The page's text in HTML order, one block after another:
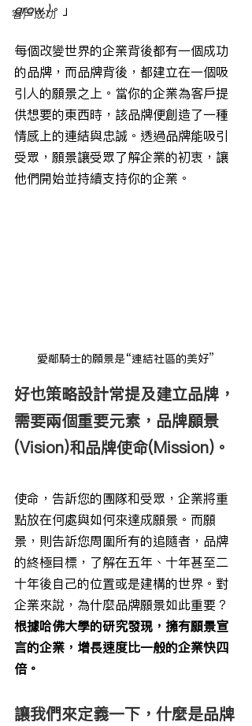
客戶成功
grow.)。」
每個改變世界的企業背後都有一個成功
的品牌，而品牌背後，都建立在一個吸
引人的願景之上。當你的企業為客戶提
供想要的東西時，該品牌便創造了一種
情感上的連結與忠誠。透過品牌能吸引
受眾，願景讓受眾了解企業的初衷，讓
他們開始並持續支持你的企業。
愛鄰騎士的願景是“連結社區的美好”
好也策略設計常提及建立品牌，
需要兩個重要元素，品牌願景
(Vision)和品牌使命(Mission)。
使命，告訴您的團隊和受眾，企業將重
點放在何處與如何來達成願景。而願
景，則告訴您周圍所有的追隨者，品牌
的終極目標，了解在五年、十年甚至二
十年後自己的位置或是建構的世界。對
企業來說，為什麼品牌願景如此重要？
根據哈佛大學的研究發現，擁有願景宣
言的企業，增長速度比一般的企業快四
倍。
讓我們來定義一下，什麼是品牌